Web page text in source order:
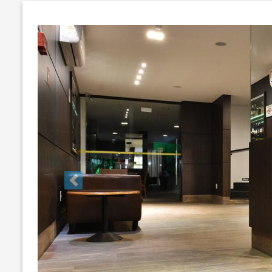
Previous